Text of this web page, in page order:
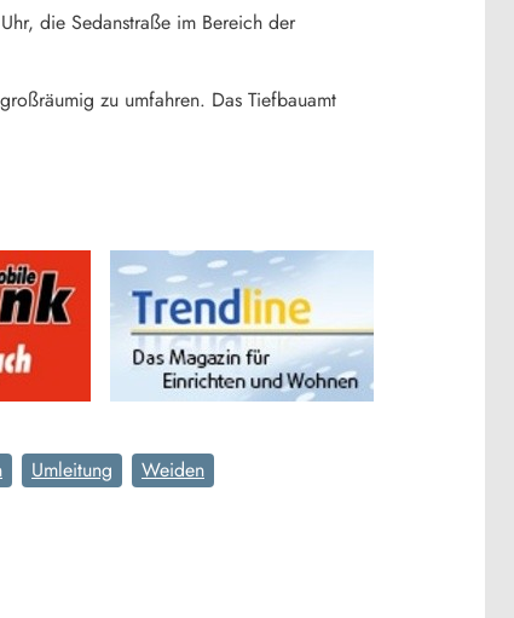
die Sedanstraße im Bereich der
zu umfahren. Das Tiefbauamt
Umleitung Weiden